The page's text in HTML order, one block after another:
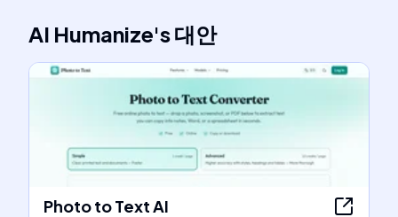
AI Humanize's대안
Photo to Text AI